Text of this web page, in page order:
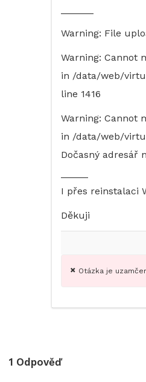
Warning: File
Warning: Cannot
in /data/web/
line 1416
Warning: Cannot
in /data/web/
Dočasný adresář
I přes reinstalaci
Děkuji
Otázka je
1 Odpověď